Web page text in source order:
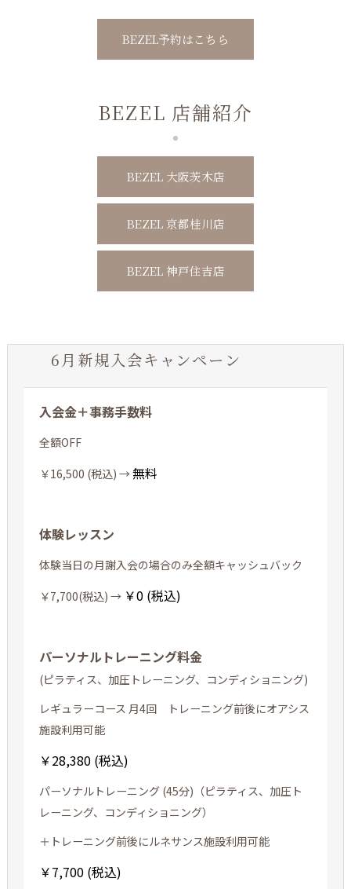
BEZEL予約はこちら
BEZEL 店舗紹介
BEZEL 大阪茨木店
BEZEL 京都桂川店
BEZEL 神戸住吉店
6月新規入会キャンペーン
入会金＋事務手数料
全額OFF
￥16,500 (税込) →無料
体験レッスン
体験当日の月謝入会の場合のみ全額キャッシュバック
￥7,700(税込) → ￥0 (税込)
パーソナルトレーニング料金
(ピラティス、加圧トレーニング、コンディショニング)
レギュラーコース 月4回 トレーニング前後にオアシス
施設利用可能
￥28,380 (税込)
パーソナルトレーニング (45分)（ピラティス、加圧ト
レーニング、コンディショニング）
＋トレーニング前後にルネサンス施設利用可能
￥7,700 (税込)